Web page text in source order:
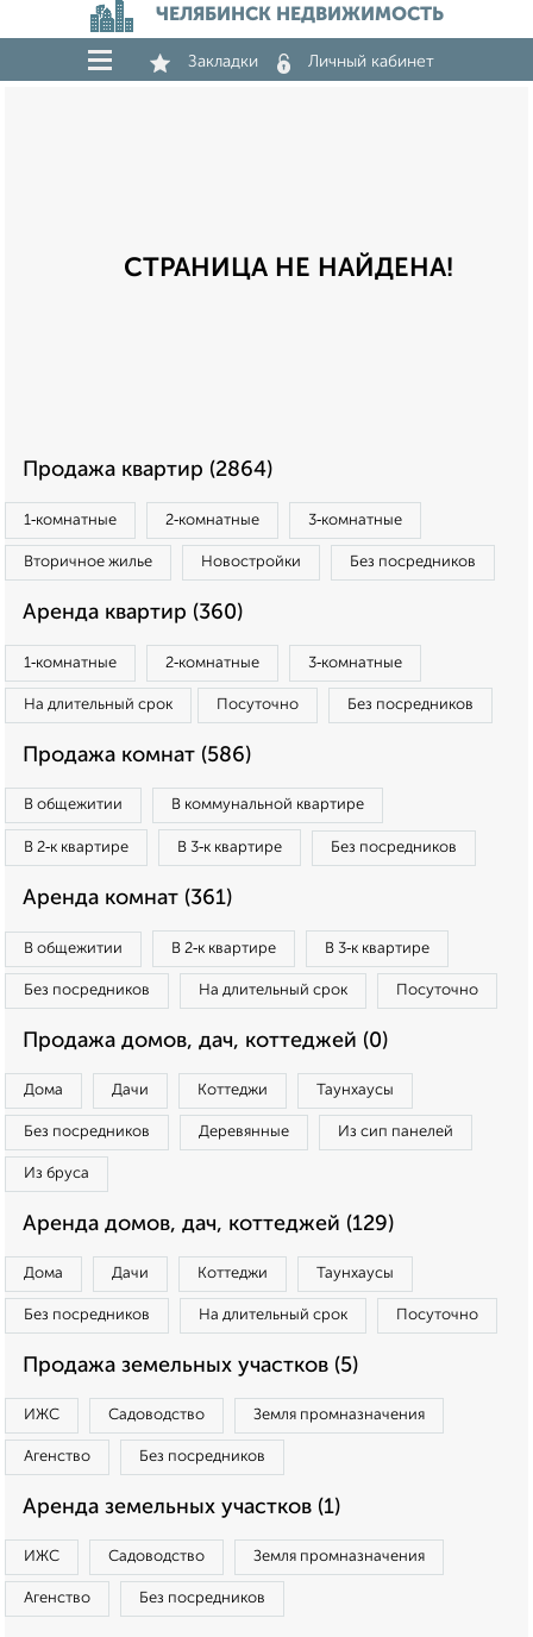
ЧЕЛЯБИНСК НЕДВИЖИМОСТЬ
Закладки Личный кабинет
СТРАНИЦА НЕ НАЙДЕНА!
Продажа квартир (2864)
1‑комнатные 2‑комнатные 3‑комнатные
Вторичное жилье Новостройки Без посредников
Аренда квартир (360)
1‑комнатные 2‑комнатные 3‑комнатные
На длительный срок Посуточно Без посредников
Продажа комнат (586)
В общежитии В коммунальной квартире
В 2‑к квартире В 3‑к квартире Без посредников
Аренда комнат (361)
В общежитии В 2‑к квартире В 3‑к квартире
Без посредников На длительный срок Посуточно
Продажа домов, дач, коттеджей (0)
Дома Дачи Коттеджи Таунхаусы
Без посредников Деревянные Из сип панелей
Из бруса
Аренда домов, дач, коттеджей (129)
Дома Дачи Коттеджи Таунхаусы
Без посредников На длительный срок Посуточно
Продажа земельных участков (5)
ИЖС Садоводство Земля промназначения
Агенство Без посредников
Аренда земельных участков (1)
ИЖС Садоводство Земля промназначения
Агенство Без посредников